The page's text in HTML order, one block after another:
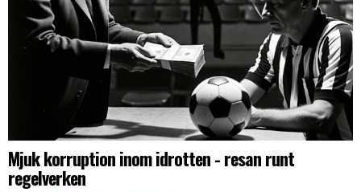
Mjuk korruption inom idrotten - resan runt
regelverken